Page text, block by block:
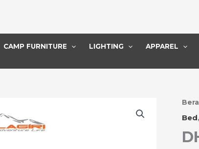
CAMP FURNITURE LIGHTING APPAREL
Bed,
BED